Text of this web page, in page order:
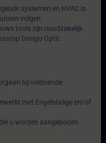
systemen en HVAC is
volgen
tools zijn noodzakelijk
Desigo Optic
bij voldoende
met Engelstalige en/of
u worden aangeboden